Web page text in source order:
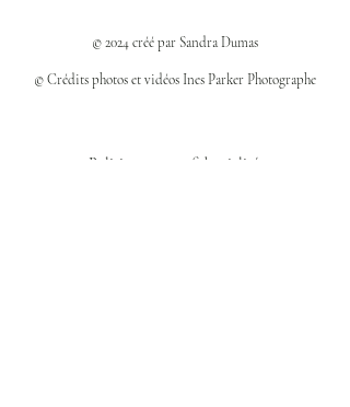
© 2024 créé par Sandra Dumas
© Crédits photos et vidéos Ines Parker Photographe
Politiques et confidentialité